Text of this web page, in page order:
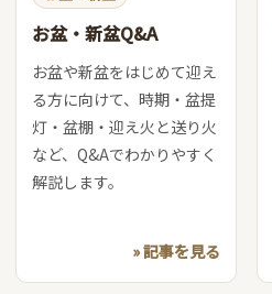
お盆・新盆Q&A
お盆や新盆をはじめて迎え
る方に向けて、時期・盆提
灯・盆棚・迎え火と送り火
など、Q&Aでわかりやすく
解説します。
» 記事を見る